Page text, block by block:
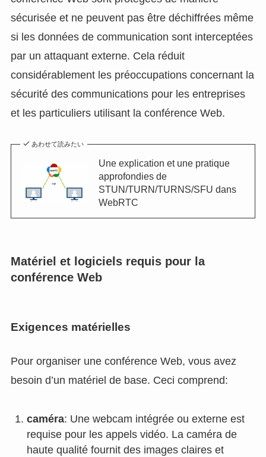
sécurisée et ne peuvent pas être déchiffrées même
si les données de communication sont interceptées
par un attaquant externe. Cela réduit
considérablement les préoccupations concernant la
sécurité des communications pour les entreprises
et les particuliers utilisant la conférence Web.
あわせて読みたい
Une explication et une pratique
approfondies de
STUN/TURN/TURNS/SFU dans
WebRTC
Matériel et logiciels requis pour la
conférence Web
Exigences matérielles
Pour organiser une conférence Web, vous avez
besoin d’un matériel de base. Ceci comprend:
caméra: Une webcam intégrée ou externe est
requise pour les appels vidéo. La caméra de
haute qualité fournit des images claires et